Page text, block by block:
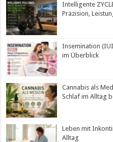
Intelligente
Präzision,
Insemination
im Überblick
Cannabis als
Schlaf im Alltag
Leben mit
Alltag